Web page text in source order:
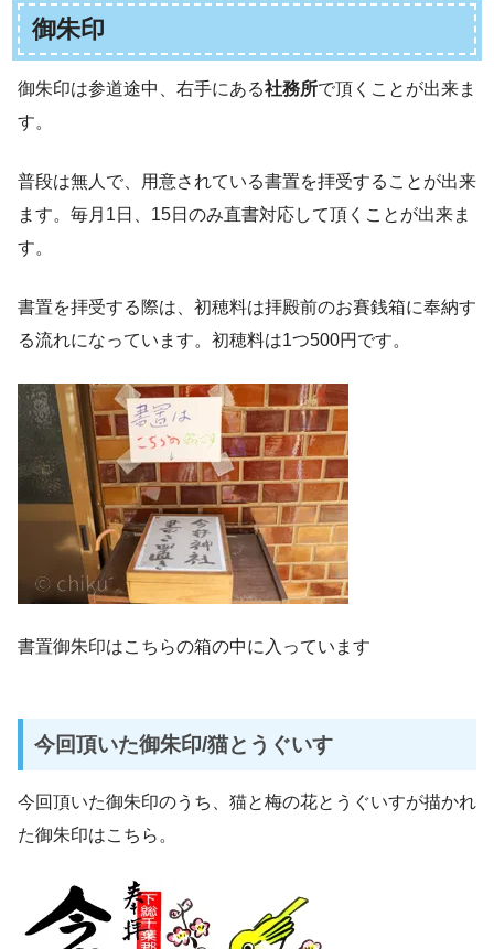
御朱印
御朱印は参道途中、右手にある社務所で頂くことが出来ま
す。
普段は無人で、用意されている書置を拝受することが出来
ます。毎月1日、15日のみ直書対応して頂くことが出来ま
す。
書置を拝受する際は、初穂料は拝殿前のお賽銭箱に奉納す
る流れになっています。初穂料は1つ500円です。
書置御朱印はこちらの箱の中に入っています
今回頂いた御朱印/猫とうぐいす
今回頂いた御朱印のうち、猫と梅の花とうぐいすが描かれ
た御朱印はこちら。